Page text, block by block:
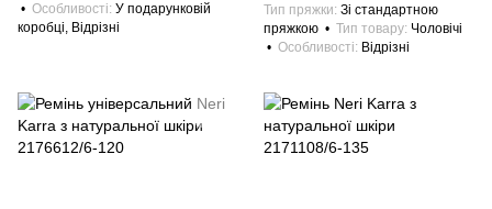
Особливості У подарунковій
коробці, Відрізні
Тип пряжки Зі стандартною
пряжкою
Тип товару Чоловічі
Особливості
Відрізні